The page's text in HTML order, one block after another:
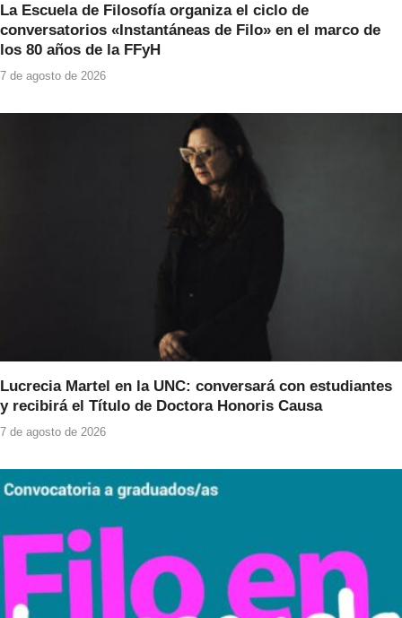
La Escuela de Filosofía organiza el ciclo de
conversatorios «Instantáneas de Filo» en el marco de
los 80 años de la FFyH
7 de agosto de 2026
Lucrecia Martel en la UNC: conversará con estudiantes
y recibirá el Título de Doctora Honoris Causa
7 de agosto de 2026